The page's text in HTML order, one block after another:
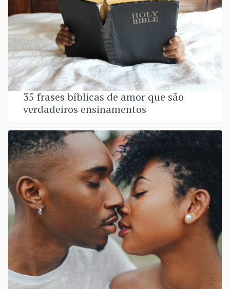
35 frases bíblicas de amor que são
verdadeiros ensinamentos